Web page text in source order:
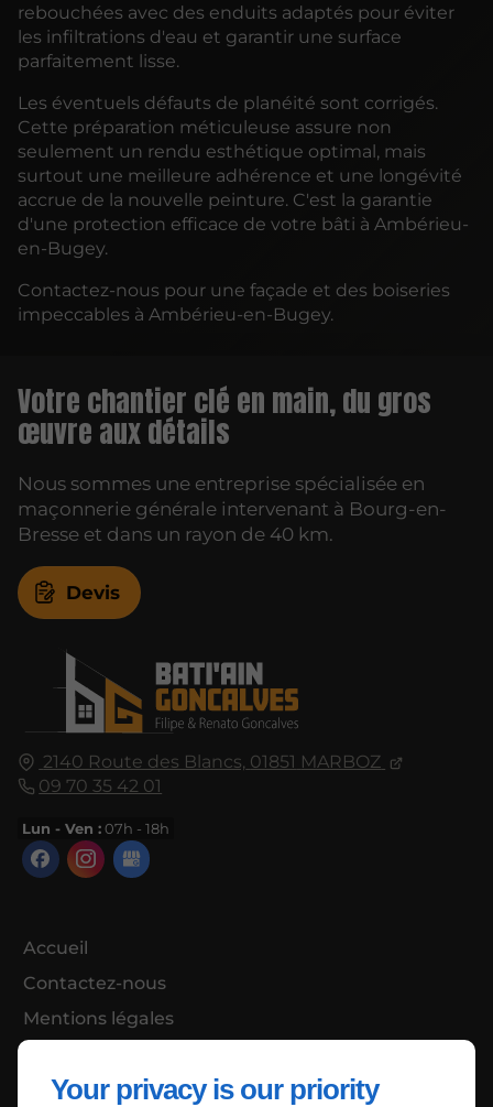
Your privacy is our priority
rebouchées avec des enduits adaptés pour éviter
les infiltrations d'eau et garantir une surface
parfaitement lisse.
Les éventuels défauts de planéité sont corrigés.
Cette préparation méticuleuse assure non
seulement un rendu esthétique optimal, mais
surtout une meilleure adhérence et une longévité
accrue de la nouvelle peinture. C'est la garantie
d'une protection efficace de votre bâti à Ambérieu-
en-Bugey.
Contactez-nous pour une façade et des boiseries
impeccables à Ambérieu-en-Bugey.
2140 Route des Blancs, 01851 MARBOZ
09 70 35 42 01
Lun - Ven :07h - 18h
Accueil
Contactez-nous
Mentions légales
Votre chantier clé en main, du gros
œuvre aux détails
Nous sommes une entreprise spécialisée en
maçonnerie générale intervenant à Bourg-en-
Bresse et dans un rayon de 40 km.
Devis